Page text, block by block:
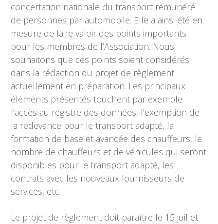
concertation nationale du transport rémunéré
de personnes par automobile. Elle a ainsi été en
mesure de faire valoir des points importants
pour les membres de l’Association. Nous
souhaitons que ces points soient considérés
dans la rédaction du projet de règlement
actuellement en préparation. Les principaux
éléments présentés touchent par exemple
l’accès au registre des données, l’exemption de
la redevance pour le transport adapté, la
formation de base et avancée des chauffeurs, le
nombre de chauffeurs et de véhicules qui seront
disponibles pour le transport adapté, les
contrats avec les nouveaux fournisseurs de
services, etc.
Le projet de règlement doit paraître le 15 juillet